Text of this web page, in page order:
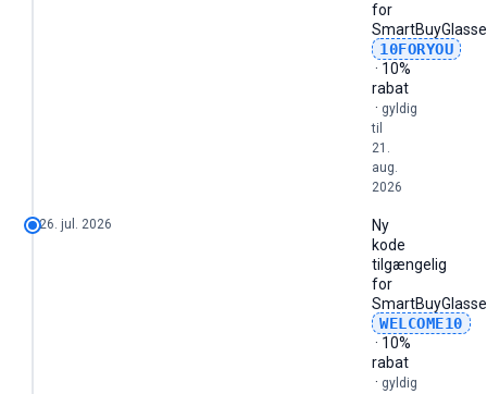
for
10FORYOU
· 10%
rabat
· gyldig
til
21.
aug.
2026
26. jul. 2026
Ny
kode
tilgængelig
for
WELCOME10
· 10%
rabat
· gyldig